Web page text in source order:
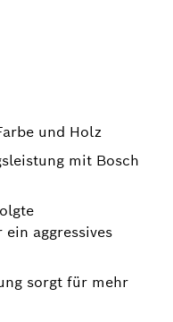
und Holz
mit Bosch
aggressives
sorgt für mehr